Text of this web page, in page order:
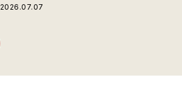
2026.07.07